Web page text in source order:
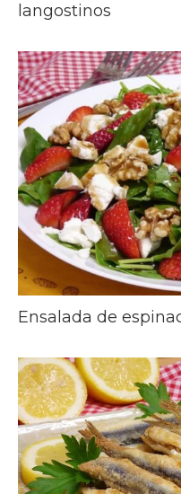
langostinos
Ensalada de